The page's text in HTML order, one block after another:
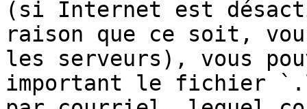
(si Internet est
raison que ce soit,
les serveurs), vous
important le fichier